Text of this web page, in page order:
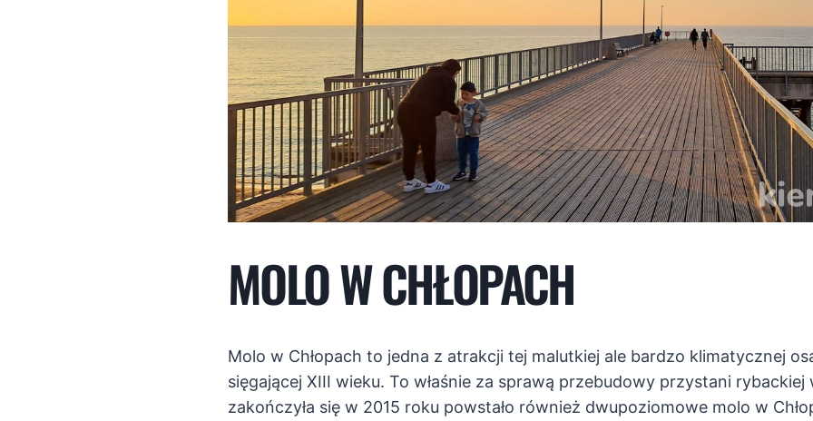
MOLO W CHŁOPACH
Molo w Chłopach to jedna z atrakcji tej malutkiej ale bardzo klimatycznej
sięgającej XIII wieku. To właśnie za sprawą przebudowy przystani rybackiej
zakończyła się w 2015 roku powstało również dwupoziomowe molo w